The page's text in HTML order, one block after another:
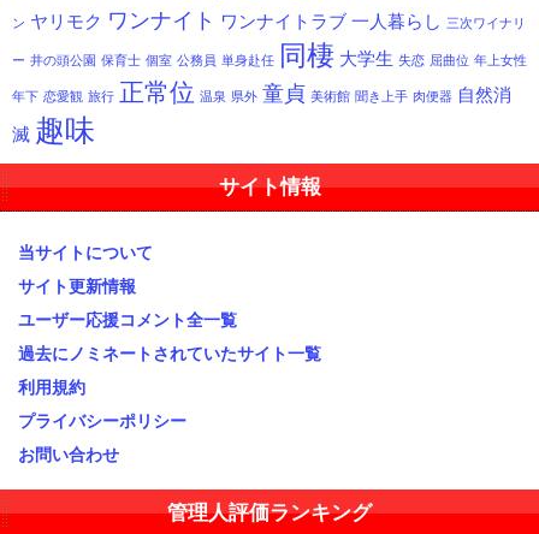
ン ヤリモク ワンナイト ワンナイトラブ 一人暮らし 三次ワイナリ
ー 井の頭公園 保育士 個室 公務員 単身赴任 同棲 大学生 失恋 屈曲位 年上女性
年下 恋愛観 旅行 正常位 温泉 県外 童貞 美術館 聞き上手 肉便器 自然消
滅 趣味
サイト情報
当サイトについて
サイト更新情報
ユーザー応援コメント全一覧
過去にノミネートされていたサイト一覧
利用規約
プライバシーポリシー
お問い合わせ
管理人評価ランキング